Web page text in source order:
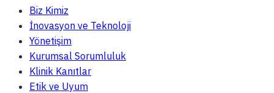
Biz Kimiz
İnovasyon ve Teknoloji
Yönetişim
Kurumsal Sorumluluk
Klinik Kanıtlar
Etik ve Uyum